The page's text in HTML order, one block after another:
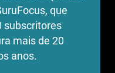
que
subscritores
mais de 20
anos.